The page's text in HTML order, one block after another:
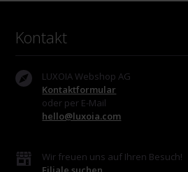
Kontakt
LUXOIA Webshop AG
Kontaktformular
oder per E-Mail
hello@luxoia.com
Wir freuen uns auf Ihren Besuch!